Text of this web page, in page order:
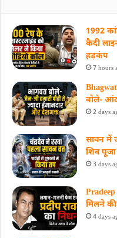
1992
कैदी
हड़कंप
7 hours
बोले-
2 days
सावन में
शिव
3 days
मिलने
4 days